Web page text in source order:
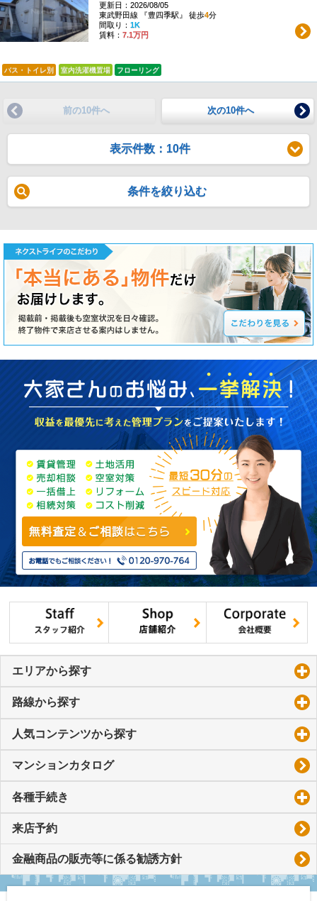
更新日：2026/08/05
東武野田線 『豊四季駅』 徒歩4分
間取り： 1K
賃料： 7.1万円
バス・トイレ別 室内洗濯機置場 フローリング
前の10件へ 次の10件へ
表示件数：10件
条件を絞り込む
エリアから探す
路線から探す
人気コンテンツから探す
マンションカタログ
各種手続き
来店予約
金融商品の販売等に係る勧誘方針